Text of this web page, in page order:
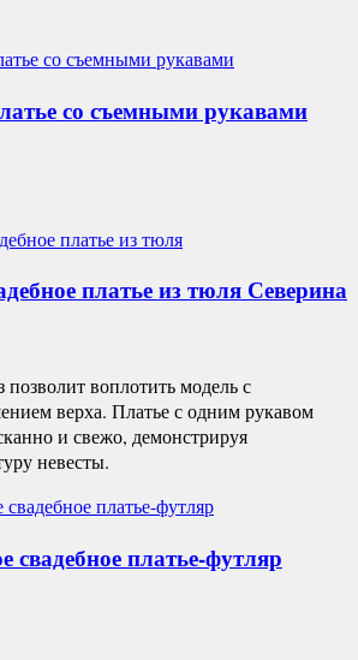
со съемными рукавами
платье из тюля Северина
воплотить модель с
верха. Платье с одним рукавом
и свежо, демонстрируя
невесты.
свадебное платье-футляр